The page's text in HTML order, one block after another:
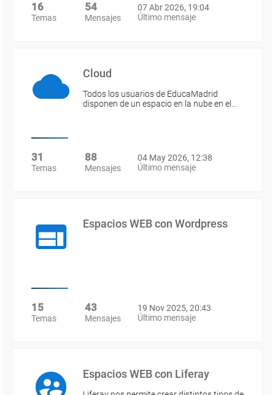
16
Temas
54
Mensajes
07 Abr 2026, 19:04
Último mensaje
Cloud
Todos los usuarios de EducaMadrid
disponen de un espacio en la nube en el…
31
Temas
88
Mensajes
04 May 2026, 12:38
Último mensaje
Espacios WEB con Wordpress
15
Temas
43
Mensajes
19 Nov 2025, 20:43
Último mensaje
Espacios WEB con Liferay